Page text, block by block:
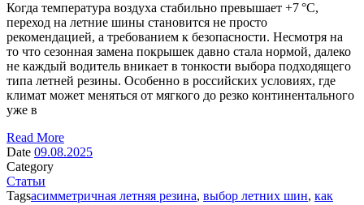
Когда температура воздуха стабильно превышает +7 °C,
переход на летние шины становится не просто
рекомендацией, а требованием к безопасности. Несмотря на
то что сезонная замена покрышек давно стала нормой, далеко
не каждый водитель вникает в тонкости выбора подходящего
типа летней резины. Особенно в российских условиях, где
климат может меняться от мягкого до резко континентального
уже в
Read More
Date 09.08.2025
Category
Статьи
Tagsасимметричная летняя резина, выбор летних шин, как